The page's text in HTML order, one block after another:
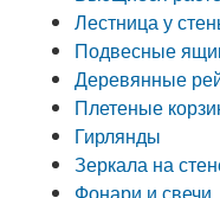
Лестница у
Подвесные
Деревянные
Плетеные
Гирлянды
Зеркала на